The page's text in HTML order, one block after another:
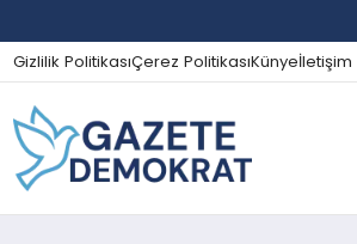
Gizlilik PolitikasıÇerez PolitikasıKünyeİletişim